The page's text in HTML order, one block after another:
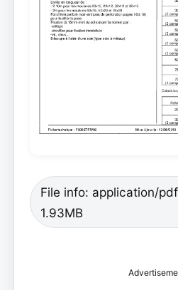
File info: application/pdf
1.93MB